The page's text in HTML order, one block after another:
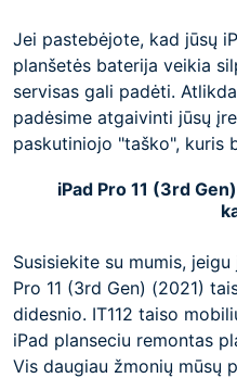
Jei pastebėjote, kad jūsų
planšetės baterija veikia
servisas gali padėti.
padėsime atgaivinti jūsų
paskutiniojo "taško", kuris
iPad Pro 11 (3rd
Susisiekite su mumis,
Pro 11 (3rd Gen) (2021)
didesnio. IT112 taiso
iPad planseciu remontas
Vis daugiau žmonių mūsų